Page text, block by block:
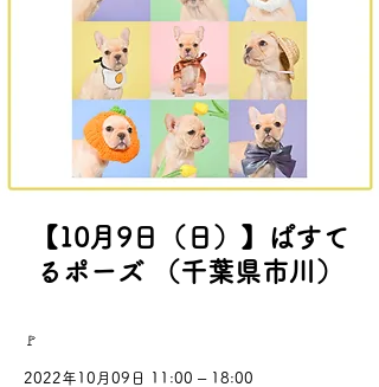
【10月9日（日）】ぱすて
るポーズ （千葉県市川）
🚩
2022年10月09日 11:00 – 18:00